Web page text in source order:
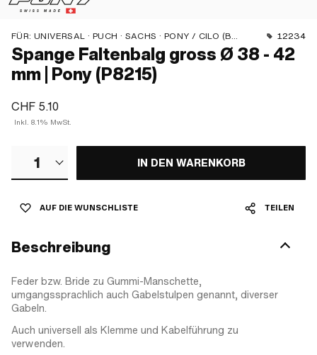
FÜR: UNIVERSAL · PUCH · SACHS · PONY / CILO (BETA 521 & 512) · PIAGGIO · ZÜNDAPP BELMONDO 12234
Spange Faltenbalg gross Ø 38 - 42
mm | Pony (P8215)
CHF 5.10
Inkl. 8.1% MwSt.
1 IN DEN WARENKORB
AUF DIE WUNSCHLISTE TEILEN
Beschreibung
Feder bzw. Bride zu Gummi-Manschette,
umgangssprachlich auch Gabelstulpen genannt, diverser
Gabeln.
Auch universell als Klemme und Kabelführung zu
verwenden.